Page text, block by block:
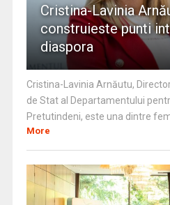
Cristina-Lavinia
construieste punti
diaspora
Cristina-Lavinia Arnăutu,
de Stat al Departamentului
Pretutindeni, este una dintre
More